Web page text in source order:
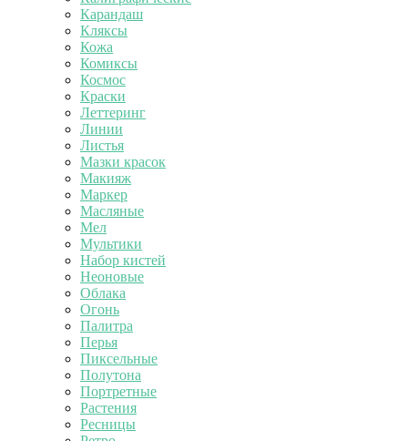
Карандаш
Кляксы
Кожа
Комиксы
Космос
Краски
Леттеринг
Линии
Листья
Мазки красок
Макияж
Маркер
Масляные
Мел
Мультики
Набор кистей
Неоновые
Облака
Огонь
Палитра
Перья
Пиксельные
Полутона
Портретные
Растения
Ресницы